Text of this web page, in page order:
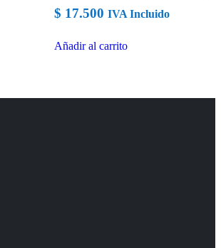
$ 17.500 IVA Incluido
Añadir al carrito